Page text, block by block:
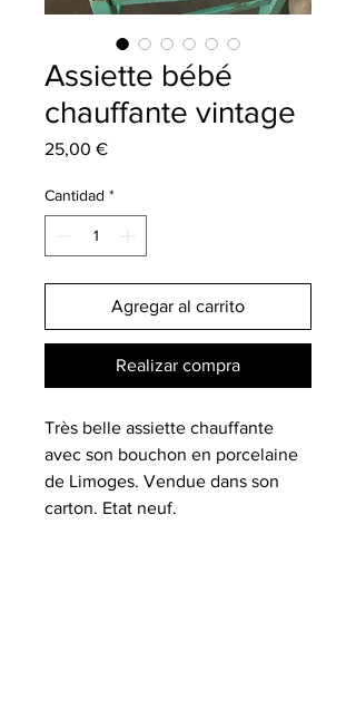
Assiette bébé
chauffante vintage
25,00 €Precio
Cantidad *
Agregar al carrito
Realizar compra
Très belle assiette chauffante
avec son bouchon en porcelaine
de Limoges. Vendue dans son
carton. Etat neuf.